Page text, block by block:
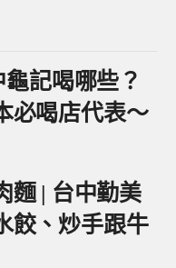
記喝哪些？
必喝店代表～
麵 | 台中勤美
餃、炒手跟牛